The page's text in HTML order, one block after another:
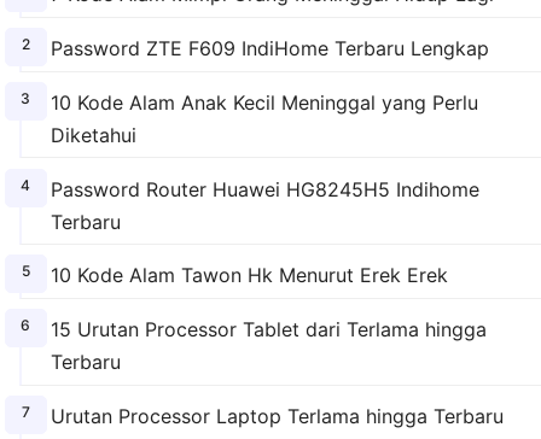
Password ZTE F609 IndiHome Terbaru Lengkap
10 Kode Alam Anak Kecil Meninggal yang Perlu
Diketahui
Password Router Huawei HG8245H5 Indihome
Terbaru
10 Kode Alam Tawon Hk Menurut Erek Erek
15 Urutan Processor Tablet dari Terlama hingga
Terbaru
Urutan Processor Laptop Terlama hingga Terbaru